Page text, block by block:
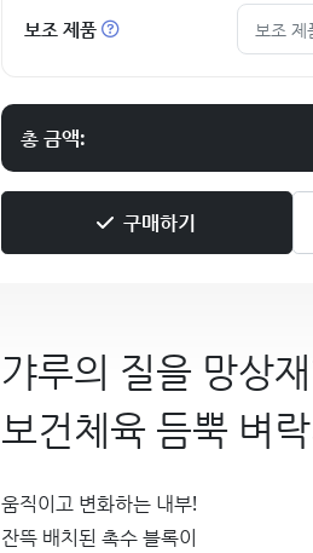
보조 제품 보조 제
총 금액:
구매하기
갸루의 질을 망상
보건체육 듬뿍 벼
움직이고 변화하는 내부!
잔뜩 배치된 촉수 블록이